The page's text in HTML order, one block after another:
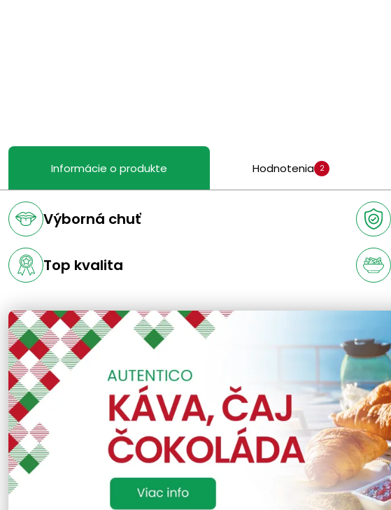
Informácie o produkte Hodnotenia 2
Výborná chuť
Top kvalita